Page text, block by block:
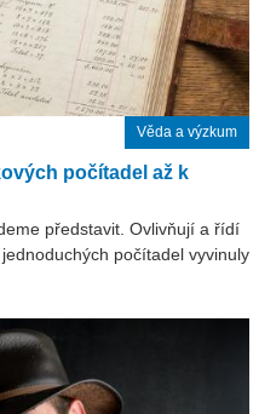
Věda a výzkum
počítadel až k
představit. Ovlivňují a řídí
počítadel vyvinuly